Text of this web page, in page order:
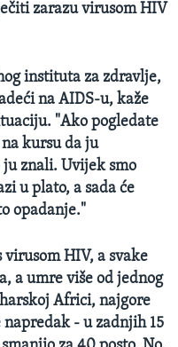
zarazu virusom HIV
instituta za zdravlje,
na AIDS-u, kaže
"Ako pogledate
kursu da ju
znali. Uvijek smo
u plato, a sada će
opadanje."
HIV, a svake
a umre više od jednog
Africi, najgore
- u zadnjih 15